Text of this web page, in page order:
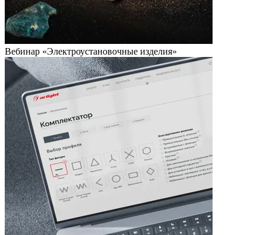
Вебинар «Электроустановочные изделия»